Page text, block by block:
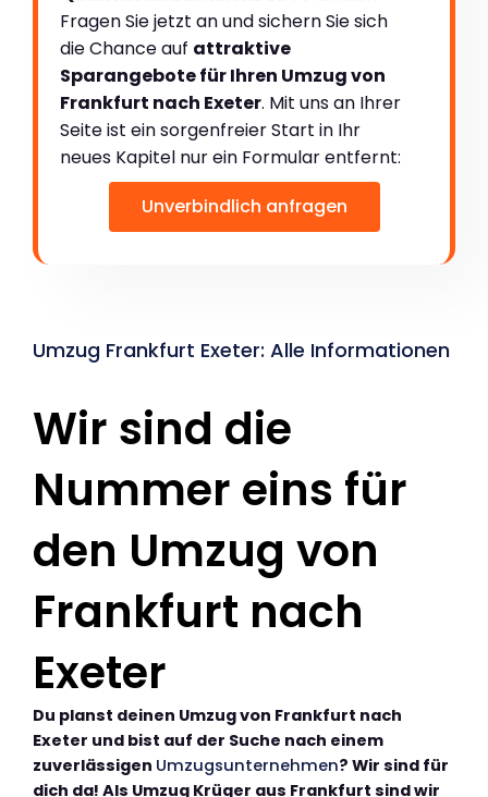
Fragen Sie jetzt an und sichern Sie sich
die Chance auf attraktive
Sparangebote für Ihren Umzug von
Frankfurt nach Exeter. Mit uns an Ihrer
Seite ist ein sorgenfreier Start in Ihr
neues Kapitel nur ein Formular entfernt:
Unverbindlich anfragen
Umzug Frankfurt Exeter: Alle Informationen
Wir sind die
Nummer eins für
den Umzug von
Frankfurt nach
Exeter
Du planst deinen Umzug von Frankfurt nach
Exeter und bist auf der Suche nach einem
zuverlässigen Umzugsunternehmen? Wir sind für
dich da! Als Umzug Krüger aus Frankfurt sind wir